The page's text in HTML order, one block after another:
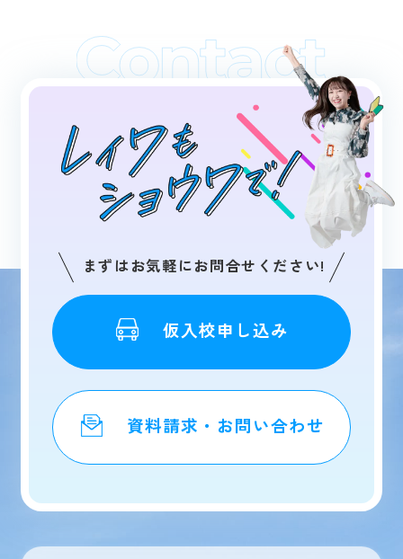
まずはお気軽にお問合せください!
仮入校申し込み
資料請求・お問い合わせ